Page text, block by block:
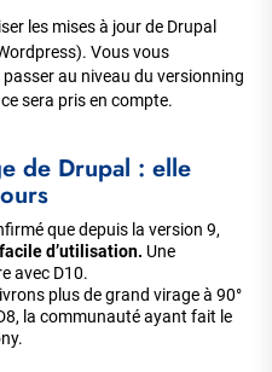
les mises à jour de Drupal
Vous vous
au niveau du versionning
sera pris en compte.
de Drupal : elle
que depuis la version 9,
d’utilisation. Une
avec D10.
plus de grand virage à 90°
la communauté ayant fait le